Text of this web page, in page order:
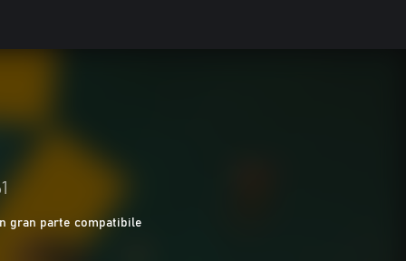
In gran parte compatibile